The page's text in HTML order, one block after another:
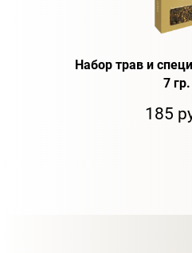
Набор трав и
7 гр.
185